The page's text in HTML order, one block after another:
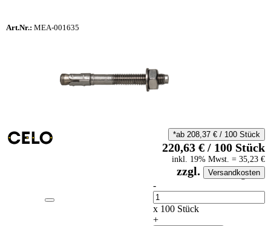
Art.Nr.: MEA-001635
auf Anfrageliste
-
Anzahl
x 100 Stück
+
*ab 208,37 €/ 100 Stück
220,63 €/ 100 Stück
inkl. 19% Mwst. = 35,23 €
zzgl. Versandkosten